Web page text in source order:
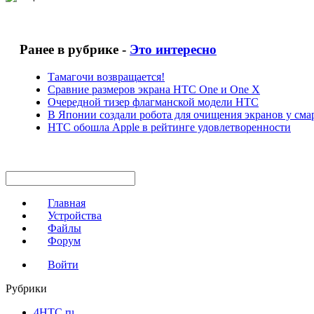
Ранее в рубрике - Это интересно
Тамагочи возвращается!
Сравние размеров экрана HTC One и One X
Очередной тизер флагманской модели HTC
В Японии создали робота для очищения экранов у
HTC обошла Apple в рейтинге удовлетворенности
Главная
Устройства
Файлы
Форум
Войти
Рубрики